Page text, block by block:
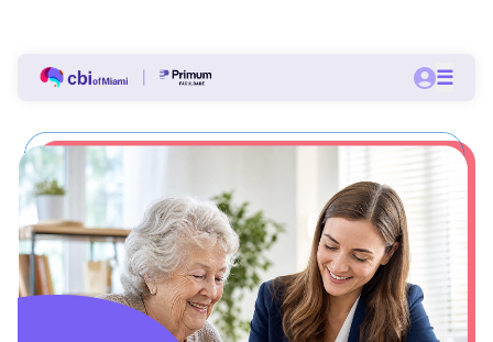
Bolsas a partir de 60% nas pós-graduações do CBI.
☰